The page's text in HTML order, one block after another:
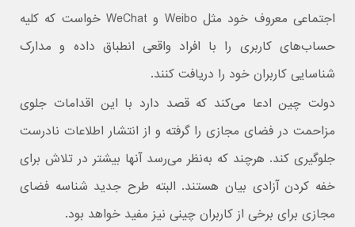
اجتماعی معروف خود مثل Weibo و WeChat خواست که کلیه
حساب‌های کاربری را با افراد واقعی انطباق داده و مدارک
شناسایی کاربران خود را دریافت کنند.
دولت چین ادعا می‌کند که قصد دارد با این اقدامات جلوی
مزاحمت در فضای مجازی را گرفته و از انتشار اطلاعات نادرست
جلوگیری کند. هرچند که به‌نظر می‌رسد آنها بیشتر در تلاش برای
خفه کردن آزادی بیان هستند. البته طرح جدید شناسه فضای
مجازی برای برخی از کاربران چینی نیز مفید خواهد بود.